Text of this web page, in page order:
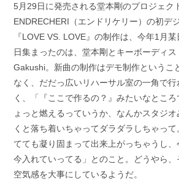
5月29日に発売される堂本剛のプロジェク
ENDRECHERI（エンドリケリー）の初デ
『LOVE VS. LOVE』の制作は、今年1月
日集まったのは、堂本剛とキーボーディ
Gakushi。新曲の制作はデモ制作というこ
なく、だだっ広いリハーサル室の一角で
く、「『ここで作るの？』みたいなとこ
ょっと燃えるっていうか、なんかスタジ
くと落ち着いちゃってダラダラしちゃっ
てても凝り固まって出来上がっちゃうし
今入れていってる」とのこと。どうやら
空気感を大事にしているようだ。